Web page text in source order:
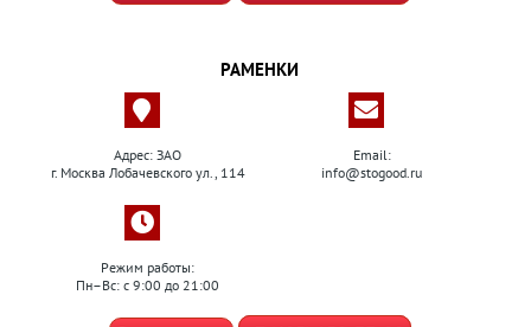
РАМЕНКИ
Адрес: ЗАО
г. Москва Лобачевского ул., 114
Email:
info@stogood.ru
Режим работы:
Пн–Вс: с 9:00 до 21:00